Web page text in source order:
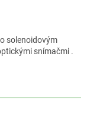
solenoidovým
snímačmi .